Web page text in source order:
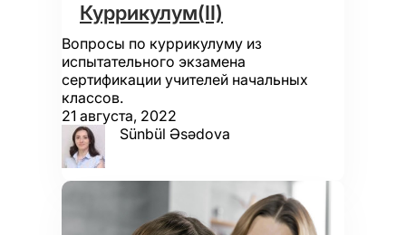
Куррикулум(II)
Вопросы по куррикулуму из
испытательного экзамена
сертификации учителей начальных
классов.
21 августа, 2022
Sünbül Əsədova